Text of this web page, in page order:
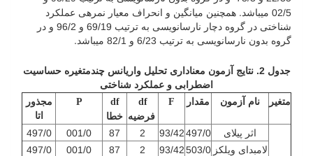
02/5 می­باشد. همچنین میانگین و انحراف معیار نمره­ی عملکرد
شناختی در گروه دچار نارسانویسی به­ ترتیب 69/19 و 96/2 و در
گروه بدون نارسانویسی به ترتیب 6/23 و 82/1 می­باشد.
جدول 2. نتایج آزمون معناداری تحلیل واریانس چند
متغیره حساسیت
اضطرابی و عملکرد شناختی
متغیر
نام آزمون مقدار F
df
فرضیه
df
خطا
P
مجذور
اتا
اثر پیلای 497/0
93/42
2
87
001/0
497/0
لامبدای ویلکز 503/0
93/42
2
87
001/0
497/0